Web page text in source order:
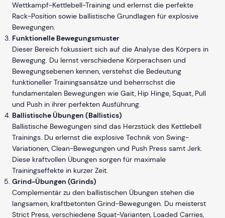
Wettkampf-Kettlebell-Training und erlernst die perfekte
Rack-Position sowie ballistische Grundlagen für explosive
Bewegungen.
Funktionelle Bewegungsmuster
Dieser Bereich fokussiert sich auf die Analyse des Körpers in
Bewegung. Du lernst verschiedene Körperachsen und
Bewegungsebenen kennen, verstehst die Bedeutung
funktioneller Trainingsansätze und beherrschst die
fundamentalen Bewegungen wie Gait, Hip Hinge, Squat, Pull
und Push in ihrer perfekten Ausführung.
Ballistische Übungen (Ballistics)
Ballistische Bewegungen sind das Herzstück des Kettlebell
Trainings. Du erlernst die explosive Technik von Swing-
Variationen, Clean-Bewegungen und Push Press samt Jerk.
Diese kraftvollen Übungen sorgen für maximale
Trainingseffekte in kurzer Zeit.
Grind-Übungen (Grinds)
Complementär zu den ballistischen Übungen stehen die
langsamen, kraftbetonten Grind-Bewegungen. Du meisterst
Strict Press, verschiedene Squat-Varianten, Loaded Carries,